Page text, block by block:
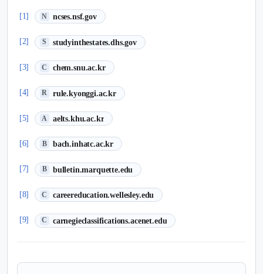
[1] N ncses.nsf.gov
(새 탭에서 열림)
[2] S studyinthestates.dhs.gov
(새 탭에서 열림)
[3] C chem.snu.ac.kr
(새 탭에서 열림)
[4] R rule.kyonggi.ac.kr
(새 탭에서 열림)
[5] A aelts.khu.ac.kr
(새 탭에서 열림)
[6] B bach.inhatc.ac.kr
(새 탭에서 열림)
[7] B bulletin.marquette.edu
(새 탭에서 열림)
[8] C careereducation.wellesley.edu
(새 탭에서 열림)
[9] C carnegieclassifications.acenet.edu
(새 탭에서 열림)